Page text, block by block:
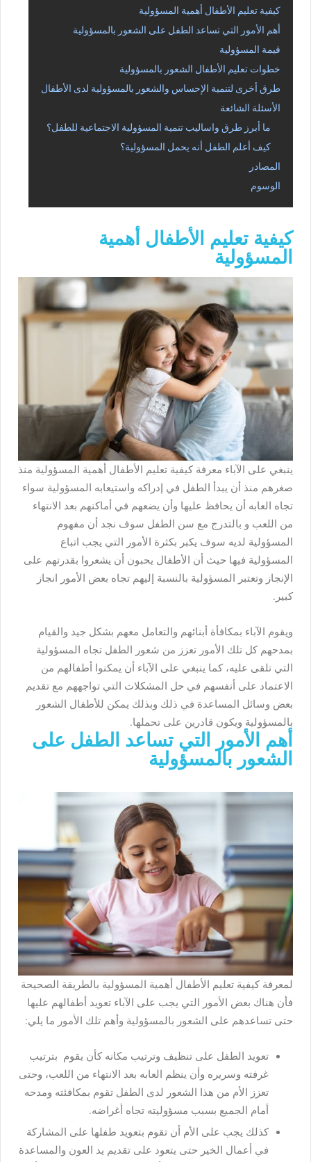
كيفية تعليم الأطفال أهمية المسؤولية
أهم الأمور التي تساعد الطفل على الشعور بالمسؤولية
قيمة المسؤولية
خطوات تعليم الأطفال الشعور بالمسؤولية
طرق أخرى لتنمية الإحساس والشعور بالمسؤولية لدى الأطفال
الأسئلة الشائعة
ما أبرز طرق واساليب تنمية المسؤولية الاجتماعية للطفل؟
كيف أعلم الطفل أنه يحمل المسؤولية؟
المصادر
الوسوم
كيفية تعليم الأطفال أهمية
المسؤولية
ينبغي على الآباء معرفة كيفية تعليم الأطفال أهمية المسؤولية منذ
صغرهم منذ أن يبدأ الطفل في إدراكه واستيعابه المسؤولية سواء
تجاه العابه أن يحافظ عليها وأن يضعهم في أماكنهم بعد الانتهاء
من اللعب و بالتدرج مع سن الطفل سوف نجد أن مفهوم
المسؤولية لديه سوف يكبر بكثرة الأمور التي يجب اتباع
المسؤولية فيها حيث أن الأطفال يحبون أن يشعروا بقدرتهم على
الإنجاز وتعتبر المسؤولية بالنسبة إليهم تجاه بعض الأمور انجاز
كبير.
ويقوم الآباء بمكافأة أبنائهم والتعامل معهم بشكل جيد والقيام
بمدحهم كل تلك الأمور تعزز من شعور الطفل تجاه المسؤولية
التي تلقى عليه، كما ينبغي على الآباء أن يمكنوا أطفالهم من
الاعتماد على أنفسهم في حل المشكلات التي تواجههم مع تقديم
بعض وسائل المساعدة في ذلك وبذلك يمكن للأطفال الشعور
بالمسؤولية ويكون قادرين على تحملها.
أهم الأمور التي تساعد الطفل على
الشعور بالمسؤولية
لمعرفة كيفية تعليم الأطفال أهمية المسؤولية بالطريقة الصحيحة
فأن هناك بعض الأمور التي يجب على الآباء تعويد أطفالهم عليها
حتى تساعدهم على الشعور بالمسؤولية وأهم تلك الأمور ما يلي:
تعويد الطفل على تنظيف وترتيب مكانه كأن يقوم بترتيب
غرفته وسريره وأن ينظم العابه بعد الانتهاء من اللعب، وحتى
تعزز الأم من هذا الشعور لدى الطفل تقوم بمكافئته ومدحه
أمام الجميع بسبب مسؤوليته تجاه أغراضه.
كذلك يجب على الأم أن تقوم بتعويد طفلها على المشاركة
في أعمال الخير حتى يتعود على تقديم يد العون والمساعدة